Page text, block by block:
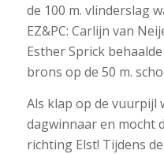
de 100 m. vlinderslag
EZ&PC: Carlijn van
Esther Sprick
brons op de 50 m.
Als klap op de vuurpijl
dagwinnaar en mocht
richting Elst! Tijdens